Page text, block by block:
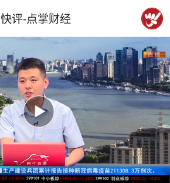
快评-点掌财经